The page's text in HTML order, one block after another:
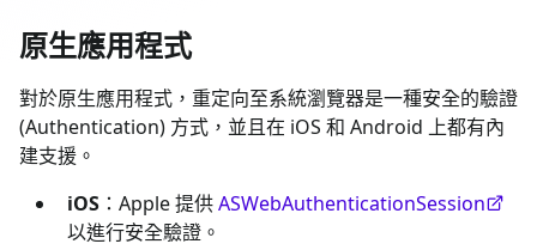
原生應用程式
對於原生應用程式，重定向至系統瀏覽器是一種安全的驗證
(Authentication) 方式，並且在 iOS 和 Android 上都有內
建支援。
iOS ：Apple 提供ASWebAuthenticationSession
以進行安全驗證。